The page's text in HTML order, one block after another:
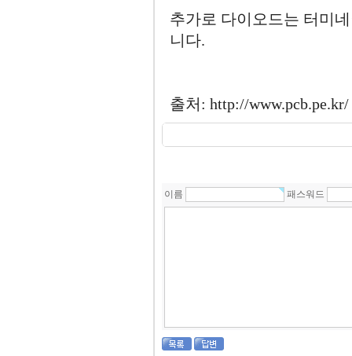
추가로 다이오드는 터미
니다.
출처: http://www.pcb.pe.kr/
이름 패스워드